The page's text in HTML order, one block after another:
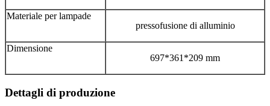
Materiale per lampade
pressofusione di alluminio
Dimensione
697*361*209 mm
Dettagli di produzione